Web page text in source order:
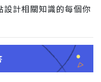
計相關知識的每個你